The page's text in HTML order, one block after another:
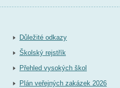
Důležité odkazy
Školský rejstřík
Přehled vysokých škol
Plán veřejných zakázek 2026